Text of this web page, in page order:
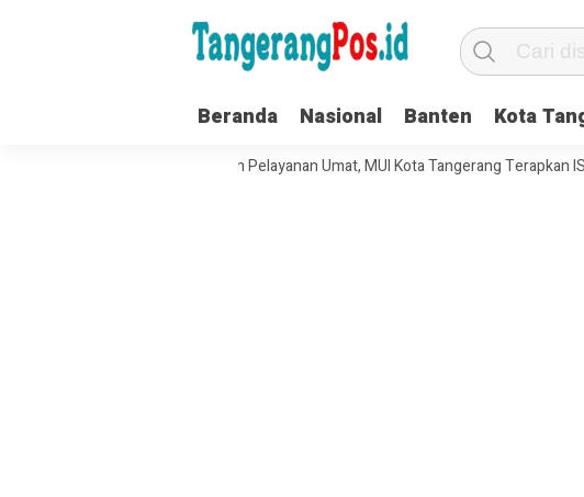
Beranda Nasional Banten Kota
Tata Kelola Organisasi dan Pelayanan Umat, MUI Kota Tangerang Terapkan ISO